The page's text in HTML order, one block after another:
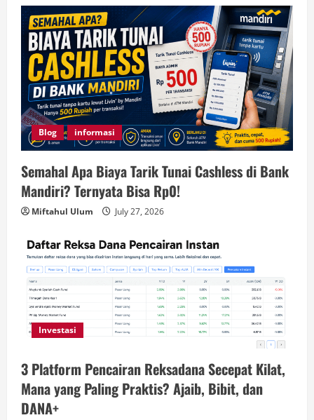
Blog informasi
Semahal Apa Biaya Tarik Tunai Cashless di Bank
Mandiri? Ternyata Bisa Rp0!
Miftahul Ulum July 27, 2026
Investasi
3 Platform Pencairan Reksadana Secepat Kilat,
Mana yang Paling Praktis? Ajaib, Bibit, dan
DANA+